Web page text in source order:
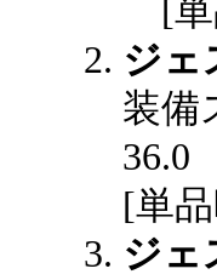
[単
ジェ
装備
36.0
[単
ジェ